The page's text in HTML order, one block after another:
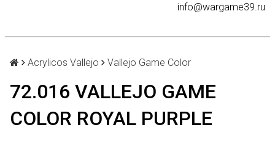
info@wargame39.ru
Acrylicos Vallejo Vallejo Game Color
72.016 VALLEJO GAME
COLOR ROYAL PURPLE